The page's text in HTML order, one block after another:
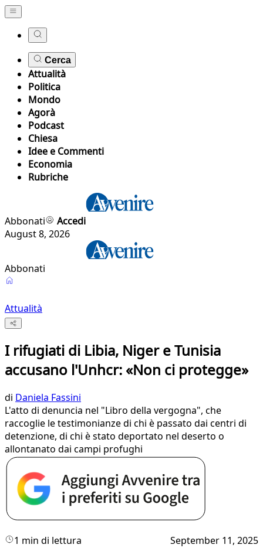
Cerca
Attualità
Politica
Mondo
Agorà
Podcast
Chiesa
Idee e Commenti
Economia
Rubriche
Abbonati
Accedi
August 8, 2026
Abbonati
Attualità
I rifugiati di Libia, Niger e Tunisia
accusano l'Unhcr: «Non ci protegge»
di Daniela Fassini
L'atto di denuncia nel "Libro della vergogna", che
raccoglie le testimonianze di chi è passato dai centri di
detenzione, di chi è stato deportato nel deserto o
allontanato dai campi profughi
1 min di lettura September 11, 2025